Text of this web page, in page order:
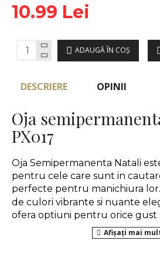
10.99 Lei
ADAUGĂ ÎN COŞ
DESCRIERE OPINII
Oja
PX017
Oja Semipermanenta Natali
pentru cele care sunt in
perfecte pentru manichiura
de culori vibrante si nuante
ofera optiuni pentru orice gust